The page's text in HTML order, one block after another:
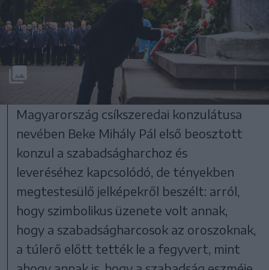
Magyarország csíkszeredai konzulátusa
nevében Beke Mihály Pál első beosztott
konzul a szabadságharchoz és
leveréséhez kapcsolódó, de tényekben
megtestesülő jelképekről beszélt: arról,
hogy szimbolikus üzenete volt annak,
hogy a szabadságharcosok az oroszoknak,
a túlerő előtt tették le a fegyvert, mint